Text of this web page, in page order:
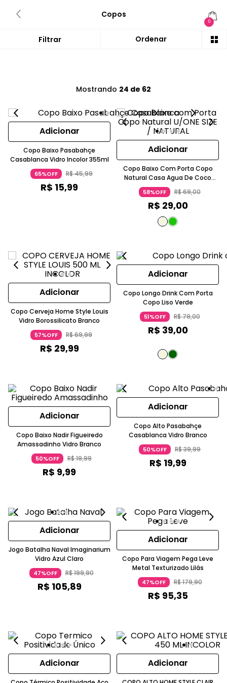
Copos
0
Mostrando 24 de 62
Adicionar
Copo Baixo Pasabahçe
Casablanca Vidro Incolor 355ml
65%OFF R$45,99
R$ 15,99
Adicionar
Copo Baixo Com Porta Copo
Natural Casa Agua De Coco
Palha Trançada Verde
58%OFF R$69,00
R$ 29,00
Adicionar
Copo Cerveja Home Style Louis
Vidro Borossilicato Branco
57%OFF R$69,99
R$ 29,99
Adicionar
Copo Longo Drink Com Porta
Copo Liso Verde
51%OFF R$79,00
R$ 39,00
Adicionar
Copo Baixo Nadir Figueiredo
Amassadinho Vidro Branco
50%OFF R$19,99
R$ 9,99
Adicionar
Copo Alto Pasabahçe
Casablanca Vidro Branco
50%OFF R$39,99
R$ 19,99
Adicionar
Jogo Batalha Naval Imaginarium
Vidro Azul Claro
47%OFF R$199,90
R$ 105,89
Adicionar
Copo Para Viagem Pega Leve
Metal Texturizado Lilás
47%OFF R$179,90
R$ 95,35
Adicionar Adicionar